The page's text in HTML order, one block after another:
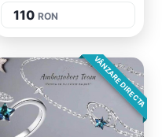
110 RON
VÂNZARE DIRECTA